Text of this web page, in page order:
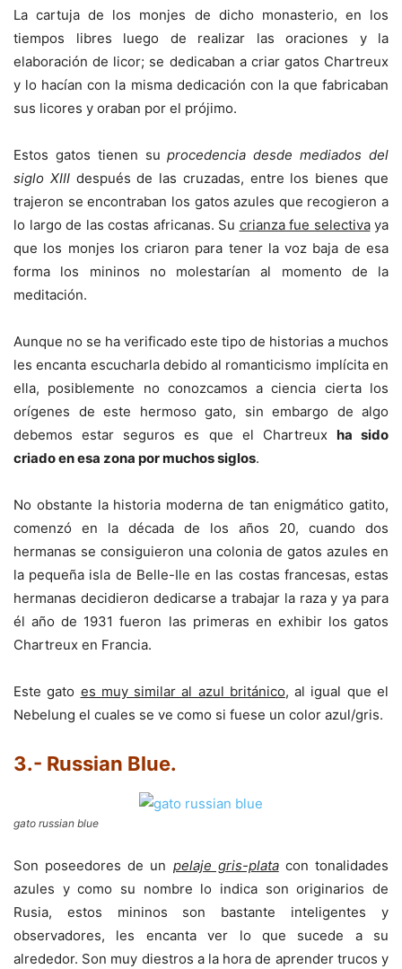
La cartuja de los monjes de dicho monasterio, en los
tiempos libres luego de realizar las oraciones y la
elaboración de licor; se dedicaban a criar gatos Chartreux
y lo hacían con la misma dedicación con la que fabricaban
sus licores y oraban por el prójimo.
Estos gatos tienen suprocedencia desde mediados del
siglo XIIIdespués de las cruzadas, entre los bienes que
trajeron se encontraban los gatos azules que recogieron a
lo largo de las costas africanas. Su crianza fue selectivaya
que los monjes los criaron para tener la voz baja de esa
forma los mininos no molestarían al momento de la
meditación.
Aunque no se ha verificado este tipo de historias a muchos
les encanta escucharla debido al romanticismo implícita en
ella, posiblemente no conozcamos a ciencia cierta los
orígenes de este hermoso gato, sin embargo de algo
debemos estar seguros es que el Chartreux ha sido
criado en esa zona por muchos siglos.
No obstante la historia moderna de tan enigmático gatito,
comenzó en la década de los años 20, cuando dos
hermanas se consiguieron una colonia de gatos azules en
la pequeña isla de Belle-Ile en las costas francesas, estas
hermanas decidieron dedicarse a trabajar la raza y ya para
él año de 1931 fueron las primeras en exhibir los gatos
Chartreux en Francia.
Este gato es muy similar al azul británico, al igual que el
Nebelung el cuales se ve como si fuese un color azul/gris.
3.- Russian Blue.
gato russian blue
Son poseedores de un pelaje gris-platacon tonalidades
azules y como su nombre lo indica son originarios de
Rusia, estos mininos son bastante inteligentes y
observadores, les encanta ver lo que sucede a su
alrededor. Son muy diestros a la hora de aprender trucos y